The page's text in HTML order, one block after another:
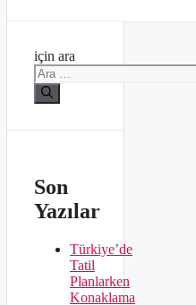
için ara
Son
Yazılar
Türkiye’de
Tatil
Planlarken
Konaklama